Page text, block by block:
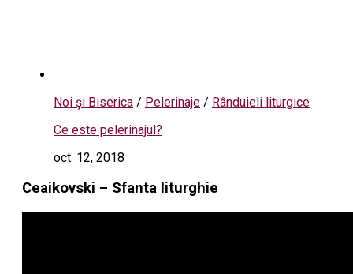
Noi și Biserica / Pelerinaje / Rânduieli liturgice
Ce este pelerinajul?
oct. 12, 2018
Ceaikovski – Sfanta liturghie